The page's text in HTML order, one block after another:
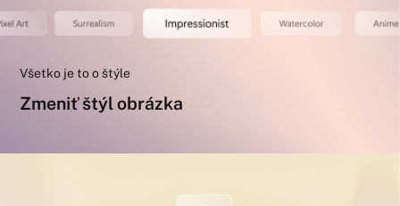
Všetko je to o štýle
Zmeniť štýl obrázka